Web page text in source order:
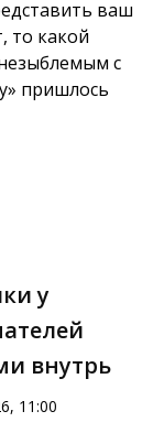
ваш
то какой
с
пришлось
у
внутрь
11:00